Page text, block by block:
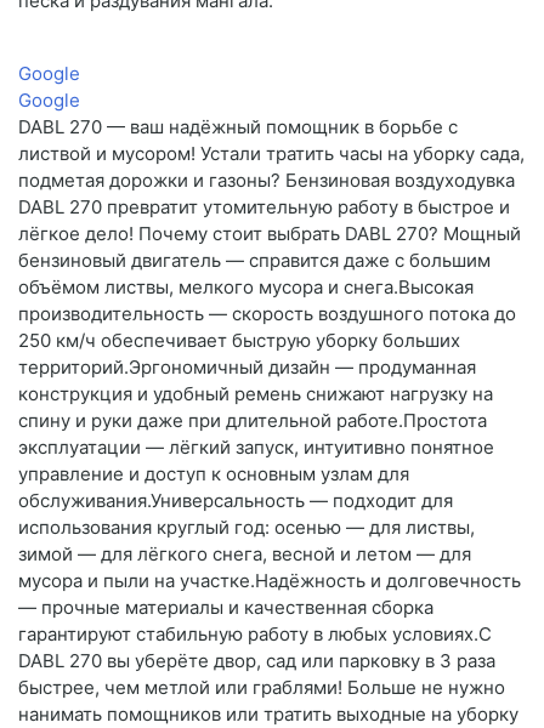
Google
Google
DABL 270 — ваш надёжный помощник в борьбе с
листвой и мусором! Устали тратить часы на уборку сада,
подметая дорожки и газоны? Бензиновая воздуходувка
DABL 270 превратит утомительную работу в быстрое и
лёгкое дело! Почему стоит выбрать DABL 270? Мощный
бензиновый двигатель — справится даже с большим
объёмом листвы, мелкого мусора и снега.Высокая
производительность — скорость воздушного потока до
250 км/ч обеспечивает быструю уборку больших
территорий.Эргономичный дизайн — продуманная
конструкция и удобный ремень снижают нагрузку на
спину и руки даже при длительной работе.Простота
эксплуатации — лёгкий запуск, интуитивно понятное
управление и доступ к основным узлам для
обслуживания.Универсальность — подходит для
использования круглый год: осенью — для листвы,
зимой — для лёгкого снега, весной и летом — для
мусора и пыли на участке.Надёжность и долговечность
— прочные материалы и качественная сборка
гарантируют стабильную работу в любых условиях.С
DABL 270 вы уберёте двор, сад или парковку в 3 раза
быстрее, чем метлой или граблями! Больше не нужно
нанимать помощников или тратить выходные на уборку